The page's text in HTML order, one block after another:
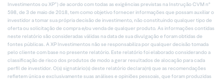
Investimentos ou XP”) de acordo com todas as exigências previstas na Instrução CVM nº
598, de 3 de maio de 2018, tem como objetivo fornecer informações que possam auxiliar o
investidor a tomar sua própria decisão de investimento, não constituindo qualquer tipo de
oferta ou solicitação de compra e/ou venda de qualquer produto. As informações contidas
neste relatório são consideradas válidas na data de sua divulgação e foram obtidas de
fontes públicas. A XP Investimentos não se responsabiliza por qualquer decisão tomada
pelo cliente com base no presente relatório. Este relatório foi elaborado considerando a
classificação de risco dos produtos de modo a gerar resultados de alocação para cada
perfil de investidor. O(s) signatário(s) deste relatório declara(m) que as recomendações
refletem única e exclusivamente suas análises e opiniões pessoais, que foram produzidas